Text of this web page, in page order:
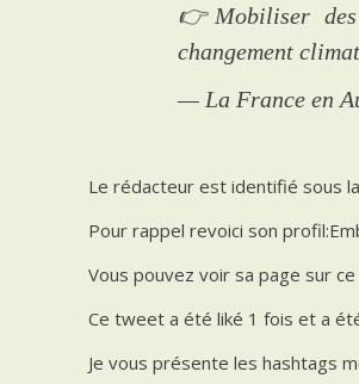
👉Mobiliser des
changement
— La France en
Le rédacteur est identifié sous
Pour rappel revoici son
Vous pouvez voir sa page sur
Ce tweet a été liké 1 fois et a
Je vous présente les hashtags